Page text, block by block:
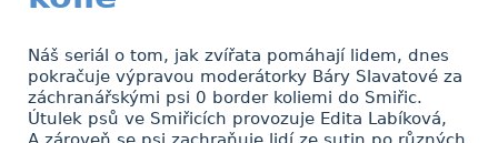
Náš seriál o tom, jak zvířata pomáhají lidem, dnes
pokračuje výpravou moderátorky Báry Slavatové za
záchranářskými psi 0 border koliemi do Smiřic.
Útulek psů ve Smiřicích provozuje Edita Labíková,